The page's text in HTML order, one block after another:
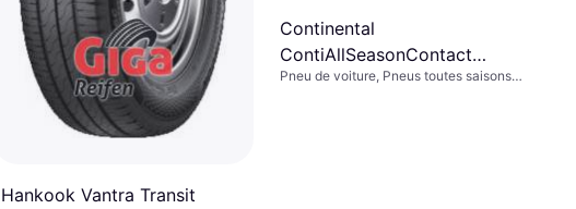
Hankook Vantra Transit
Continental
ContiAllSeasonContact
165/65 R14 79T
Pneu de voiture, Pneus toutes saisons,